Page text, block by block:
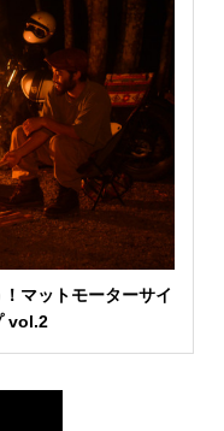
マットモーターサイ
vol.2